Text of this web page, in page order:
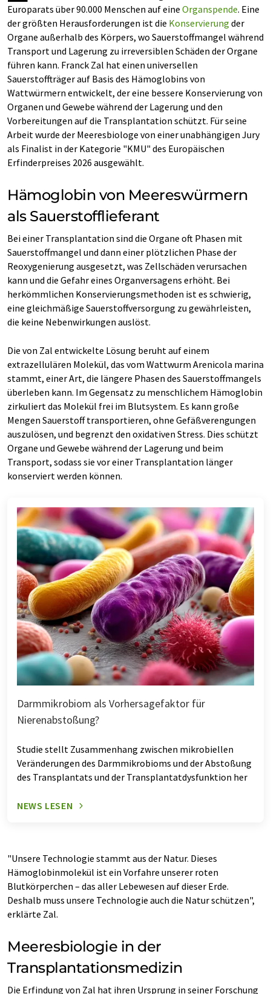
Europarats über 90.000 Menschen auf eine Organspende. Eine
der größten Herausforderungen ist die Konservierung der
Organe außerhalb des Körpers, wo Sauerstoffmangel während
Transport und Lagerung zu irreversiblen Schäden der Organe
führen kann. Franck Zal hat einen universellen
Sauerstoffträger auf Basis des Hämoglobins von
Wattwürmern entwickelt, der eine bessere Konservierung von
Organen und Gewebe während der Lagerung und den
Vorbereitungen auf die Transplantation schützt. Für seine
Arbeit wurde der Meeresbiologe von einer unabhängigen Jury
als Finalist in der Kategorie "KMU" des Europäischen
Erfinderpreises 2026 ausgewählt.
Hämoglobin von Meereswürmern
als Sauerstofflieferant
Bei einer Transplantation sind die Organe oft Phasen mit
Sauerstoffmangel und dann einer plötzlichen Phase der
Reoxygenierung ausgesetzt, was Zellschäden verursachen
kann und die Gefahr eines Organversagens erhöht. Bei
herkömmlichen Konservierungsmethoden ist es schwierig,
eine gleichmäßige Sauerstoffversorgung zu gewährleisten,
die keine Nebenwirkungen auslöst.
Die von Zal entwickelte Lösung beruht auf einem
extrazellulären Molekül, das vom Wattwurm Arenicola marina
stammt, einer Art, die längere Phasen des Sauerstoffmangels
überleben kann. Im Gegensatz zu menschlichem Hämoglobin
zirkuliert das Molekül frei im Blutsystem. Es kann große
Mengen Sauerstoff transportieren, ohne Gefäßverengungen
auszulösen, und begrenzt den oxidativen Stress. Dies schützt
Organe und Gewebe während der Lagerung und beim
Transport, sodass sie vor einer Transplantation länger
konserviert werden können.
Darmmikrobiom als Vorhersagefaktor für
Nierenabstoßung?
Studie stellt Zusammenhang zwischen mikrobiellen
Veränderungen des Darmmikrobioms und der Abstoßung
des Transplantats und der Transplantatdysfunktion her
NEWS LESEN
"Unsere Technologie stammt aus der Natur. Dieses
Hämoglobinmolekül ist ein Vorfahre unserer roten
Blutkörperchen – das aller Lebewesen auf dieser Erde.
Deshalb muss unsere Technologie auch die Natur schützen",
erklärte Zal.
Meeresbiologie in der
Transplantationsmedizin
Die Erfindung von Zal hat ihren Ursprung in seiner Forschung